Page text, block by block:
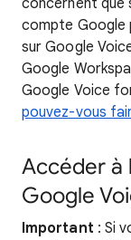
concernent que
compte Google
sur Google
Google
Google Voice
pouvez-vous
Accéder à
Google
Important : Si